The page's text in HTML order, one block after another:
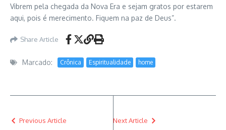
Vibrem pela chegada da Nova Era e sejam gratos por estarem
aqui, pois é merecimento. Fiquem na paz de Deus”.
Share Article
Marcado: Crônica Espiritualidade home
Previous Article Next Article